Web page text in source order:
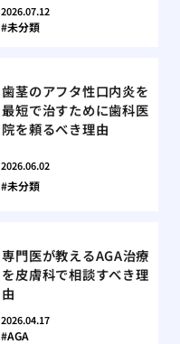
2026.07.12
未分類
歯茎のアフタ性口内炎を
最短で治すために歯科医
院を頼るべき理由
2026.06.02
未分類
専門医が教えるAGA治療
を皮膚科で相談すべき理
由
2026.04.17
AGA